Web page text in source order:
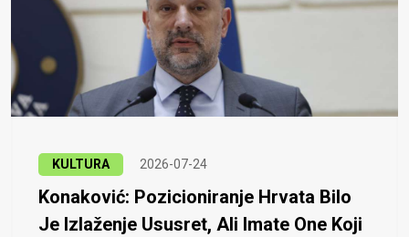
KULTURA 2026-07-24
Konaković: Pozicioniranje Hrvata Bilo
Je Izlaženje Ususret, Ali Imate One Koji